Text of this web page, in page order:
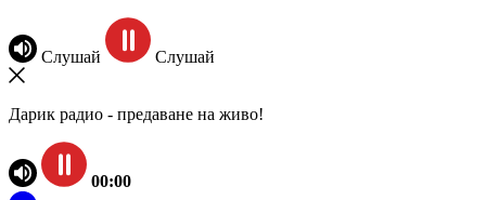
Слушай Слушай
Дарик радио - предаване на живо!
00:00